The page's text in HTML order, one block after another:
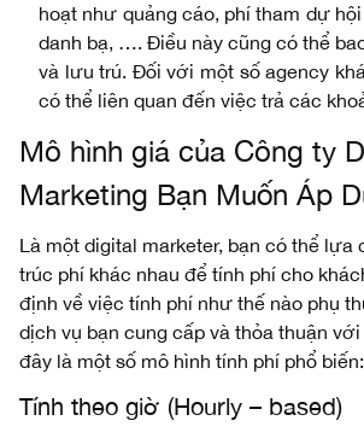
hoạt như quảng cáo, phí tham dự
danh bạ, …. Điều này cũng có thể
và lưu trú. Đối với một số agency
có thể liên quan đến việc trả các
Mô hình giá của Công ty
Marketing Bạn Muốn Áp
Là một digital marketer, bạn có thể lựa
trúc phí khác nhau để tính phí cho
định về việc tính phí như thế nào phụ
dịch vụ bạn cung cấp và thỏa thuận
đây là một số mô hình tính phí phổ biến:
Tính theo giờ (Hourly – based)